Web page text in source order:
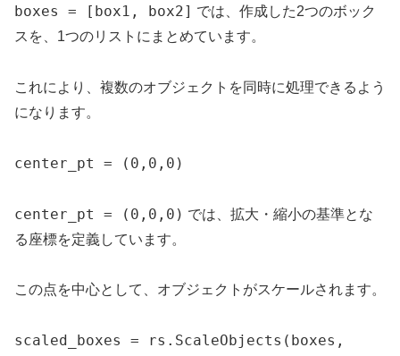
boxes = [box1, box2] では、作成した2つのボック
スを、1つのリストにまとめています。
これにより、複数のオブジェクトを同時に処理できるよう
になります。
center_pt = (0,0,0)
center_pt = (0,0,0) では、拡大・縮小の基準とな
る座標を定義しています。
この点を中心として、オブジェクトがスケールされます。
scaled_boxes = rs.ScaleObjects(boxes,